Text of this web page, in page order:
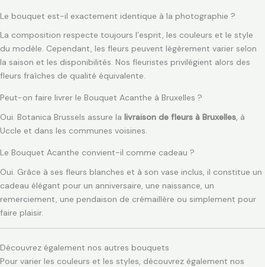
Le bouquet est-il exactement identique à la photographie ?
La composition respecte toujours l’esprit, les couleurs et le style
du modèle. Cependant, les fleurs peuvent légèrement varier selon
la saison et les disponibilités. Nos fleuristes privilégient alors des
fleurs fraîches de qualité équivalente.
Peut-on faire livrer le Bouquet Acanthe à Bruxelles ?
Oui. Botanica Brussels assure la livraison de fleurs à Bruxelles, à
Uccle et dans les communes voisines.
Le Bouquet Acanthe convient-il comme cadeau ?
Oui. Grâce à ses fleurs blanches et à son vase inclus, il constitue un
cadeau élégant pour un anniversaire, une naissance, un
remerciement, une pendaison de crémaillère ou simplement pour
faire plaisir.
Découvrez également nos autres bouquets
Pour varier les couleurs et les styles, découvrez également nos